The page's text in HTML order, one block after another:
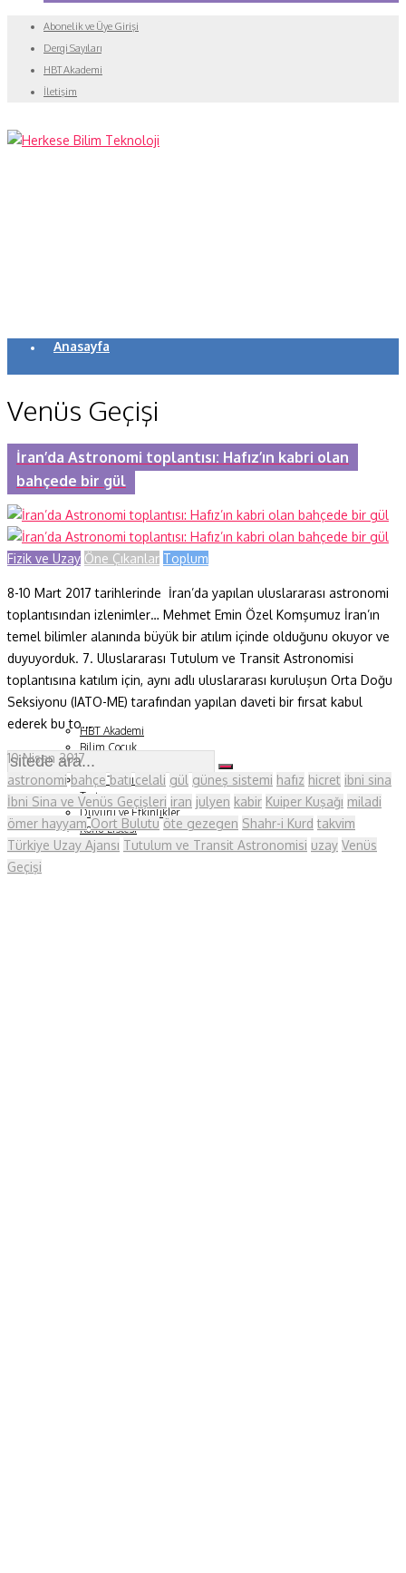
Abonelik ve Üye Girişi
Dergi Sayıları
HBT Akademi
İletişim
Anasayfa
Yazarlar
Makaleler
Dergi Sayıları
Yaşam Bilimleri
Sağlık
Fizik ve Uzay
Gezegenimiz
Teknoyaşam
Fazlası
HBT Akademi
Bilim Çocuk
Soru ve Yanıt
Kitap Tanıtımları
Tartışma
Duyuru ve Etkinlikler
Konu Listesi
Venüs Geçişi
İran’da Astronomi toplantısı: Hafız’ın kabri olan
bahçede bir gül
Fizik ve Uzay Öne Çıkanlar Toplum
8-10 Mart 2017 tarihlerinde İran’da yapılan uluslararası astronomi
toplantısından izlenimler… Mehmet Emin Özel Komşumuz İran’ın
temel bilimler alanında büyük bir atılım içinde olduğunu okuyor ve
duyuyorduk. 7. Uluslararası Tutulum ve Transit Astronomisi
toplantısına katılım için, aynı adlı uluslararası kuruluşun Orta Doğu
Seksiyonu (IATO-ME) tarafından yapılan daveti bir fırsat kabul
ederek bu to...
10 Nisan 2017
astronomi bahçe batı celali gül güneş sistemi hafız hicret ibni sina
İbni Sina ve Venüs Geçişleri iran julyen kabir Kuiper Kuşağı miladi
ömer hayyam Oort Bulutu öte gezegen Shahr-i Kurd takvim
Türkiye Uzay Ajansı Tutulum ve Transit Astronomisi uzay Venüs
Geçişi